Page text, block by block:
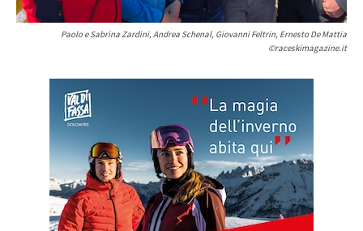
Paolo e Sabrina Zardini, Andrea Schenal, Giovanni Feltrin, Ernesto De Mattia
©raceskimagazine.it